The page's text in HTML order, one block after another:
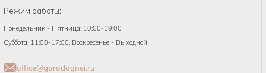
Режим работы:
Понедельник - Пятница: 10:00-19:00
Суббота: 11:00-17:00, Воскресенье - Выходной
office@gorodognei.ru